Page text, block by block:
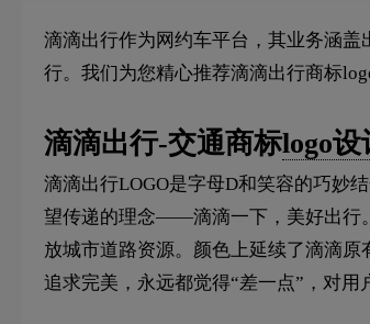
滴滴出行作为网约车平台，其业务涵
行。我们为您精心推荐滴滴出行商标
滴滴出行-交通商标logo设
滴滴出行LOGO是字母D和笑容的巧妙
望传递的理念——滴滴一下，美好出行
放城市道路资源。颜色上延续了滴滴
追求完美，永远都觉得“差一点”，对用